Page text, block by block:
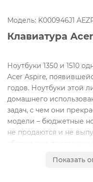
Модель: K000946J1
Клавиатура
Ноутбуки 1350 и 1510
Acer Aspire,
годов. Ноутбуки этой
домашнего
задач, с чем они
модели – бюджетные
не продаются и не
Показать